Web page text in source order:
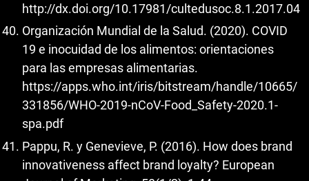
http://dx.doi.org/10.17981/cultedusoc.8.1.2017.04
Organización Mundial de la Salud. (2020). COVID
19 e inocuidad de los alimentos: orientaciones
para las empresas alimentarias.
https://apps.who.int/iris/bitstream/handle/10665/
331856/WHO-2019-nCoV-Food_Safety-2020.1-
spa.pdf
Pappu, R. y Genevieve, P. (2016). How does brand
innovativeness affect brand loyalty? European